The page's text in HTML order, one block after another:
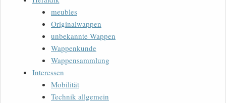
meubles
Originalwappen
unbekannte Wappen
Wappenkunde
Wappensammlung
Interessen
Mobilität
Technik allgemein